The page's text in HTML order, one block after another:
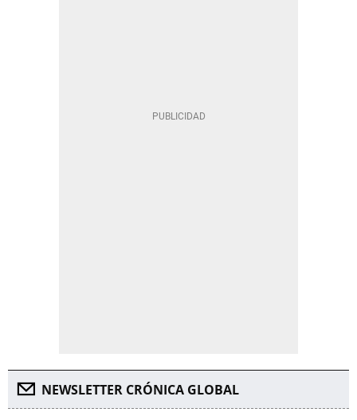
NEWSLETTER CRÓNICA GLOBAL